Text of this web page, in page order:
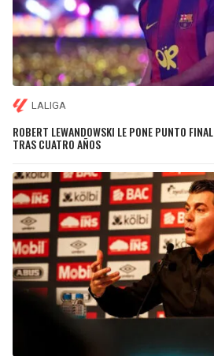
LALIGA
ROBERT LEWANDOWSKI LE PONE PUNTO
TRAS CUATRO AÑOS